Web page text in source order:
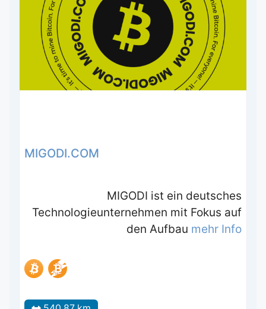
MIGODI.COM
MIGODI ist ein deutsches
Technologieunternehmen mit Fokus auf
den Aufbau mehr Info